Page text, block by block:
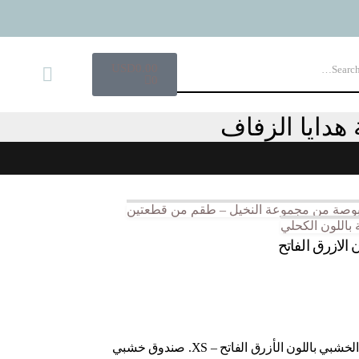
USD0.00
0
هدايا الزفاف
باللون الكحلي
الازرق الفاتح
أضف لمسة من الهدوء مع البونبونير الخشبي باللون الأزرق الفاتح – XS. صندوق خشبي